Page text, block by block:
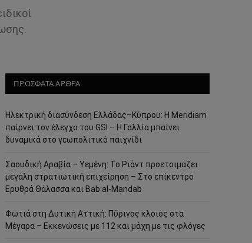
ΠΡΟΣΦΑΤΑ ΑΡΘΡΑ
Ηλεκτρική διασύνδεση Ελλάδας–Κύπρου: Η Meridiam
παίρνει τον έλεγχο του GSI – Η Γαλλία μπαίνει
δυναμικά στο γεωπολιτικό παιχνίδι
Σαουδική Αραβία – Υεμένη: Το Ριάντ προετοιμάζει
μεγάλη στρατιωτική επιχείρηση – Στο επίκεντρο
Ερυθρά Θάλασσα και Bab al-Mandab
Φωτιά στη Δυτική Αττική: Πύρινος κλοιός στα
Μέγαρα – Εκκενώσεις με 112 και μάχη με τις φλόγες